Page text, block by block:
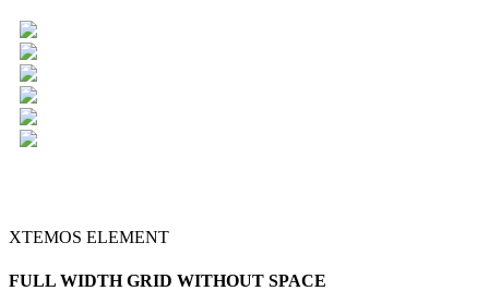
XTEMOS ELEMENT
FULL WIDTH GRID WITHOUT SPACE